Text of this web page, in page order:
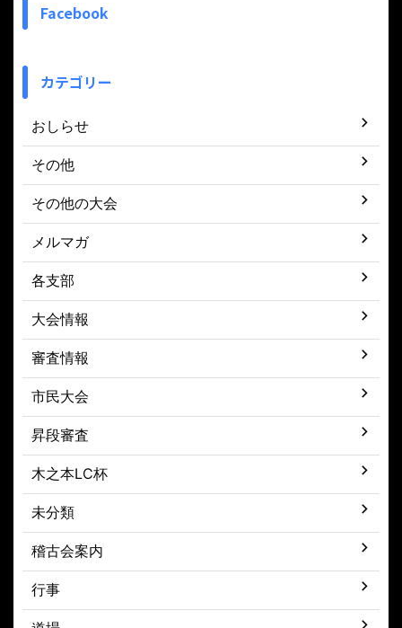
Facebook
カテゴリー
おしらせ
その他
その他の大会
メルマガ
各支部
大会情報
審査情報
市民大会
昇段審査
木之本LC杯
未分類
稽古会案内
行事